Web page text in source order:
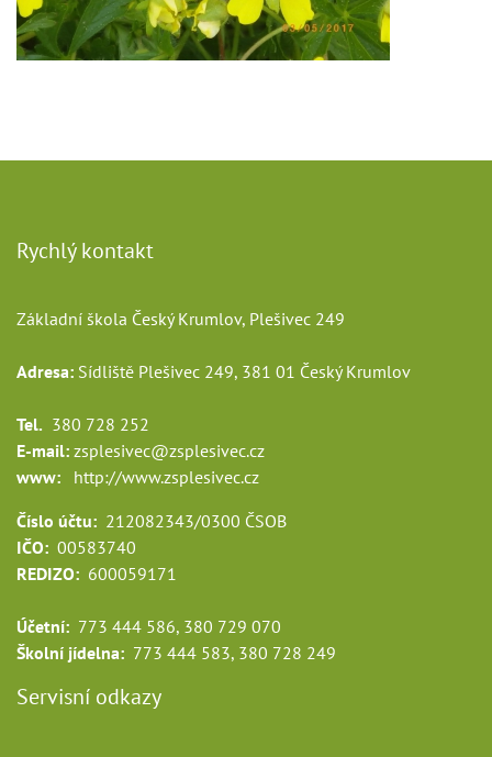
Rychlý kontakt
Základní škola Český Krumlov, Plešivec 249
Adresa: Sídliště Plešivec 249, 381 01 Český Krumlov
Tel. 380 728 252
E-mail: zsplesivec@zsplesivec.cz
www: http://www.zsplesivec.cz
Číslo účtu: 212082343/0300 ČSOB
IČO: 00583740
REDIZO: 600059171
Účetní: 773 444 586, 380 729 070
Školní jídelna: 773 444 583, 380 728 249
Servisní odkazy